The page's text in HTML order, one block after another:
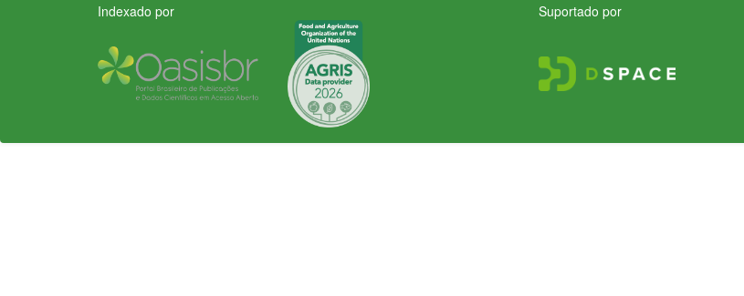
Indexado por
Suportado por